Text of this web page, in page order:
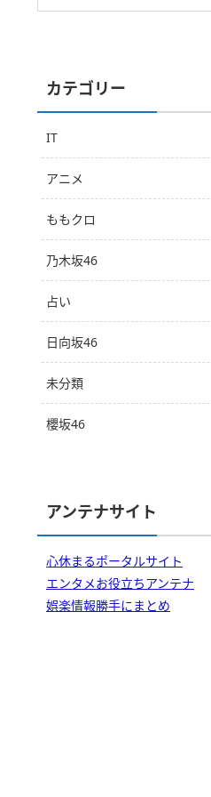
カテゴリー
IT
アニメ
ももクロ
乃木坂46
占い
日向坂46
未分類
櫻坂46
アンテナサイト
心休まるポータルサイト
エンタメお役立ちアンテナ
娯楽情報勝手にまとめ